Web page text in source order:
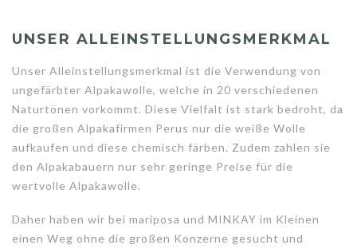
UNSER ALLEINSTELLUNGSMERKMAL
Unser Alleinstellungsmerkmal ist die Verwendung von
ungefärbter Alpakawolle, welche in 20 verschiedenen
Naturtönen vorkommt. Diese Vielfalt ist stark bedroht, da
die großen Alpakafirmen Perus nur die weiße Wolle
aufkaufen und diese chemisch färben. Zudem zahlen sie
den Alpakabauern nur sehr geringe Preise für die
wertvolle Alpakawolle.
Daher haben wir bei mariposa und MINKAY im Kleinen
einen Weg ohne die großen Konzerne gesucht und